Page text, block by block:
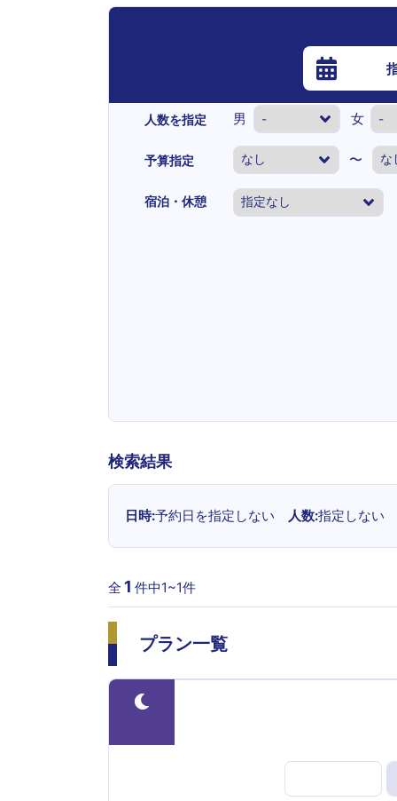
人数を指定 男 女
予算指定 〜
宿泊・休憩
検索結果
日時 予約日を指定しない 人数 指定しない
全 1 件中1~1件
プラン一覧